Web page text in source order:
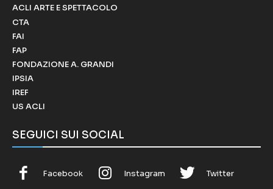
ACLI ARTE E SPETTACOLO
CTA
FAI
FAP
FONDAZIONE A. GRANDI
IPSIA
IREF
US ACLI
SEGUICI SUI SOCIAL
Facebook Instagram Twitter